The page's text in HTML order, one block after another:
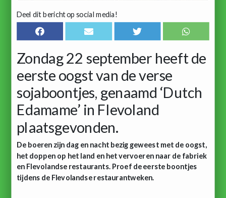
Deel dit bericht op social media!
Zondag 22 september heeft de
eerste oogst van de verse
sojaboontjes, genaamd ‘Dutch
Edamame’ in Flevoland
plaatsgevonden.
De boeren zijn dag en nacht bezig geweest met de oogst,
het doppen op het land en het vervoeren naar de fabriek
en Flevolandse restaurants. Proef de eerste boontjes
tijdens de Flevolandse restaurantweken.